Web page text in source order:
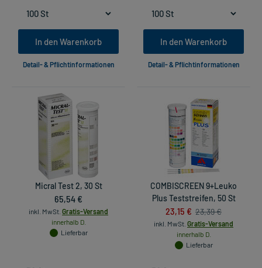
In den Warenkorb
Detail- & Pflichtinformationen
In den Warenkorb
Detail- & Pflichtinformationen
Micral Test 2, 30 St
65,54 €
inkl. MwSt. Gratis-Versand
innerhalb D.
Lieferbar
COMBISCREEN 9+Leuko
Plus Teststreifen, 50 St
23,15 € 23,39 €
inkl. MwSt. Gratis-Versand
innerhalb D.
Lieferbar